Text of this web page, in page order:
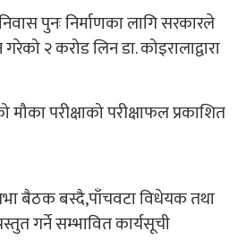
पुनः निर्माणका लागि सरकारले
२ करोड लिन डा. कोइरालाद्वारा
मौका परीक्षाको परीक्षाफल प्रकाशित
बैठक बस्दै,पाँचवटा विधेयक तथा
गर्ने सम्भावित कार्यसूची